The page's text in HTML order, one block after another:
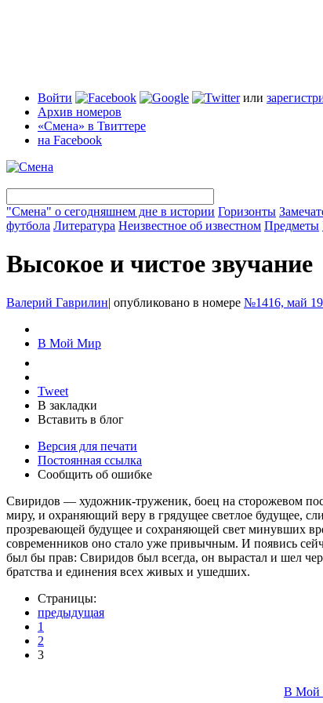
Войти или
Архив номеров
«Смена» в Твиттере
на Facebook
"Смена" о сегодняшнем дне в истории Горизонты
футбола Литература Неизвестное об известном Предметы
Высокое и чистое звучание
Валерий Гаврилин| опубликовано в номере №1416, май
В Мой Мир
Tweet
В закладки
Вставить в блог
Версия для печати
Постоянная ссылка
Сообщить об ошибке
Свиридов — художник-труженик, боец на сторожевом
миру, и охраняющий веру в грядущее светлое будущее,
прозревающей будущее и сохраняющей свет минувших
современников оно стало уже привычным. И появись
был бы прав: Свиридов был всегда, он вырастал и шел
братства и единения всех живых и ушедших.
Страницы:
предыдущая
1
2
3
В Мой